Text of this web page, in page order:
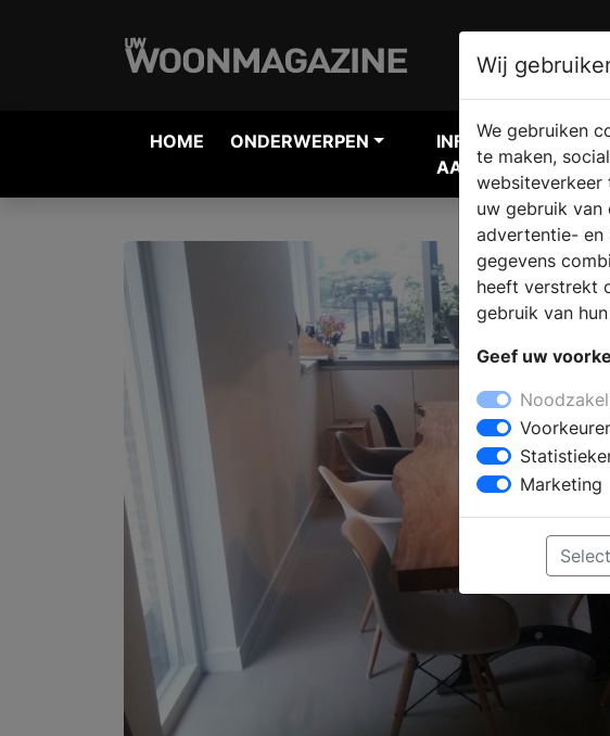
HOME ONDERWERPEN
INFORMATIE
AANVRAGEN
Wij
We gebruiken
te maken,
websiteverkeer
uw gebruik van
advertentie- en
gegevens
heeft verstrekt
gebruik van
Geef uw
Marketing